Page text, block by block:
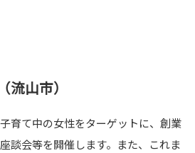
山市）
育て中の女性をターゲットに、創業
談会等を開催します。また、これま